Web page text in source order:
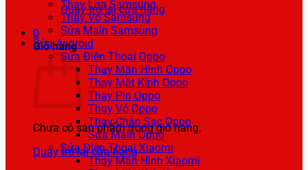
Quay trở lại cửa hàng
0
Giỏ hàng
Chưa có sản phẩm trong giỏ hàng.
Quay trở lại cửa hàng
Thay Loa Samsung
Thay Vỏ Samsung
Sửa Main Samsung
Sửa Android
Sửa Điện Thoại Oppo
Thay Màn Hình Oppo
Thay Mặt Kính Oppo
Thay Pin Oppo
Thay Vỏ Oppo
Thay Chân Sạc Oppo
Sửa Main Oppo
Sửa Điện Thoại Xiaomi
Thay Màn Hình Xiaomi